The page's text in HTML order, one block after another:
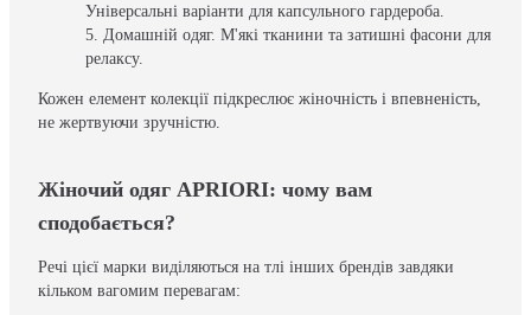
Універсальні варіанти для капсульного гардероба.
Домашній одяг. М'які тканини та затишні фасони для
релаксу.
Кожен елемент колекції підкреслює жіночність і впевненість,
не жертвуючи зручністю.
Жіночий одяг APRIORI: чому вам
сподобається?
Речі цієї марки виділяються на тлі інших брендів завдяки
кільком вагомим перевагам: